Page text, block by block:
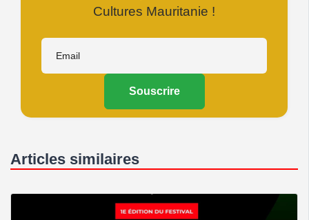
Cultures Mauritanie !
Souscrire
Articles similaires